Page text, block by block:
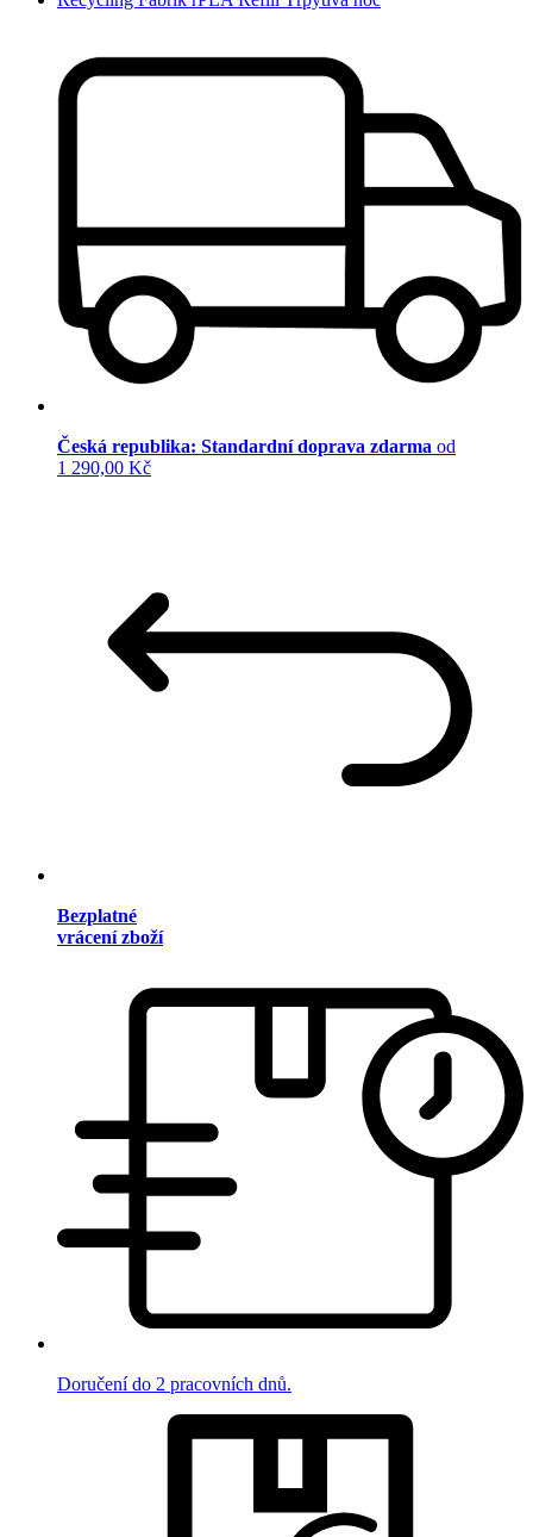
Česká republika: Standardní doprava zdarma od
1 290,00 Kč
Bezplatné
vrácení zboží
Doručení do 2 pracovních dnů.